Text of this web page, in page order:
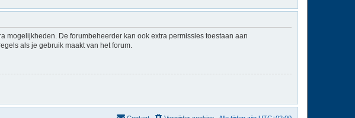
mogelijkheden. De forumbeheerder kan ook extra permissies toestaan aan
als je gebruik maakt van het forum.